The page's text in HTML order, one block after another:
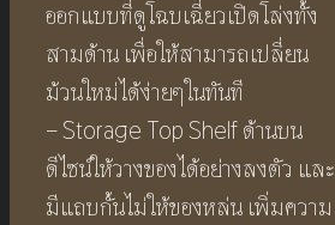
ออกแบบที่ดูโฉบเฉี่ยวเปิดโล่งทั้ง
สามด้าน เพื่อให้สามารถเปลี่ยน
ม้วนใหม่ได้ง่ายๆในทันที
– Storage Top Shelf ด้านบน
ดีไซน์ให้วางของได้อย่างลงตัว และ
มีแถบกั้นไม่ให้ของหล่น เพิ่มความ